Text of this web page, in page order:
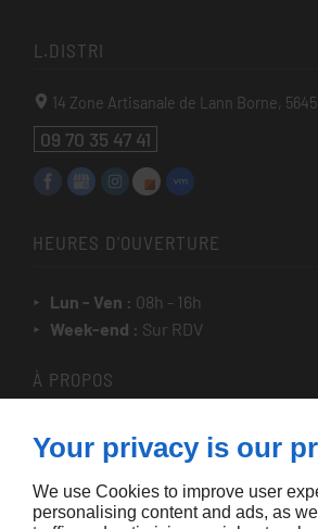
L.DISTRI
14 Zone Artisanale de Lann Borne,
09 70 35 47 41
HEURES D'OUVERTURE
Lun - Ven : 08h - 16h
Week-end : Sur RDV
À PROPOS
Accueil
Contactez-nous
Mentions légales
Plan du site
Your privacy is our
We use Cookies to improve user
personalising content and ads, as